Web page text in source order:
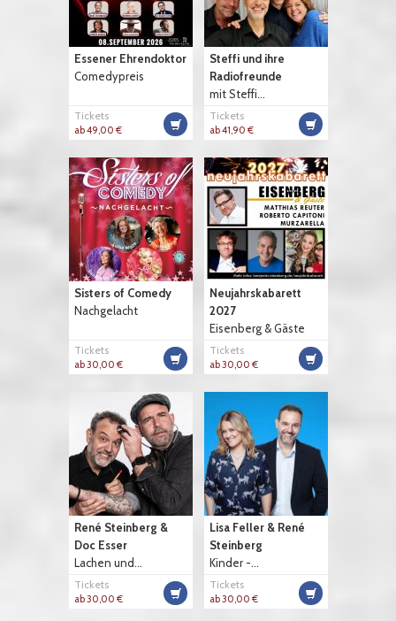
Essener Ehrendoktor
Comedypreis
Tickets
ab 49,00 €
Steffi und ihre
Radiofreunde
mit Steffi...
Tickets
ab 41,90 €
Sisters of Comedy
Nachgelacht
Tickets
ab 30,00 €
Neujahrskabarett
2027
Eisenberg & Gäste
Tickets
ab 30,00 €
René Steinberg &
Doc Esser
Lachen und...
Tickets
ab 30,00 €
Lisa Feller & René
Steinberg
Kinder -...
Tickets
ab 30,00 €